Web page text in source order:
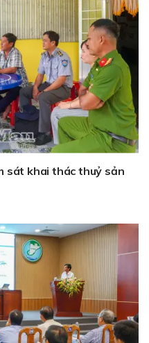
sát khai thác thuỷ sản